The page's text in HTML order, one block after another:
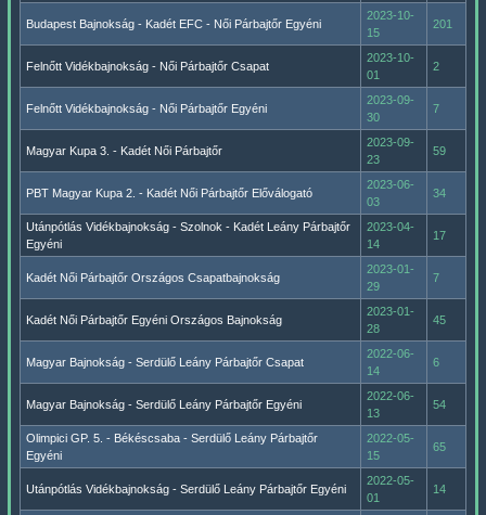
Budapest Bajnokság - Kadét EFC - Női Párbajtőr Egyéni
2023-10-
15
201
Felnőtt Vidékbajnokság - Női Párbajtőr Csapat
2023-10-
01
2
Felnőtt Vidékbajnokság - Női Párbajtőr Egyéni
2023-09-
30
7
Magyar Kupa 3. - Kadét Női Párbajtőr
2023-09-
23
59
PBT Magyar Kupa 2. - Kadét Női Párbajtőr Előválogató
2023-06-
03
34
Utánpótlás Vidékbajnokság - Szolnok - Kadét Leány Párbajtőr
Egyéni
2023-04-
14
17
Kadét Női Párbajtőr Országos Csapatbajnokság
2023-01-
29
7
Kadét Női Párbajtőr Egyéni Országos Bajnokság
2023-01-
28
45
Magyar Bajnokság - Serdülő Leány Párbajtőr Csapat
2022-06-
14
6
Magyar Bajnokság - Serdülő Leány Párbajtőr Egyéni
2022-06-
13
54
Olimpici GP. 5. - Békéscsaba - Serdülő Leány Párbajtőr
Egyéni
2022-05-
15
65
Utánpótlás Vidékbajnokság - Serdülő Leány Párbajtőr Egyéni
2022-05-
01
14